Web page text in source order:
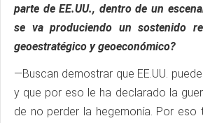
parte de EE.UU., dentro de un
se va produciendo un sostenido
geoestratégico y geoeconómico?
—Buscan demostrar que EE.UU.
y que por eso le ha declarado la
de no perder la hegemonía. Por eso